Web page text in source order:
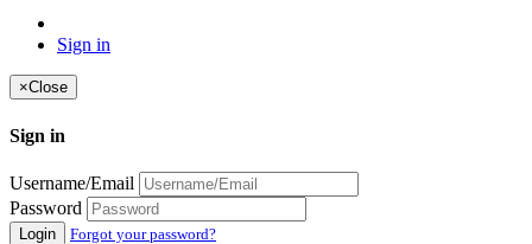
Sign in
×Close
Sign in
Username/Email
Password
Login Forgot your password?